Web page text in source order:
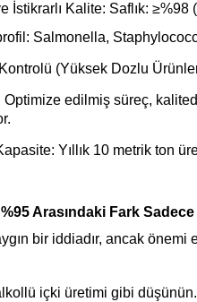
İstikrarlı Kalite: Saflık:
Salmonella,
Kontrolü (Yüksek Dozlu
Optimize edilmiş süreç,
Yıllık 10 metrik ton
%95 Arasındaki Fark
bir iddiadır, ancak
alkollü içki üretimi gibi